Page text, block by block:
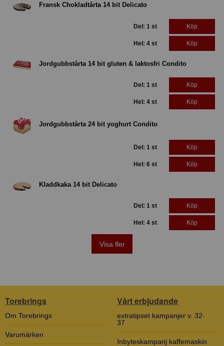
Fransk Chokladtårta 14 bit Delicato
Del: 1 st Köp
Hel: 4 st Köp
Jordgubbstårta 14 bit gluten & laktosfri Condito
Del: 1 st Köp
Hel: 4 st Köp
Jordgubbstårta 24 bit yoghurt Condito
Del: 1 st Köp
Hel: 6 st Köp
Kladdkaka 14 bit Delicato
Del: 1 st Köp
Hel: 4 st Köp
Visa fler
Torebrings
Om Torebrings
Varumärken
Vårt erbjudande
extratipset kampanjer v. 32-
37
Inbyteskampanj kaffemaskin